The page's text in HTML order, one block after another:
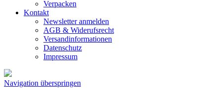
Verpacken
Kontakt
Newsletter anmelden
AGB & Widerufsrecht
Versandinformationen
Datenschutz
Impressum
Navigation überspringen